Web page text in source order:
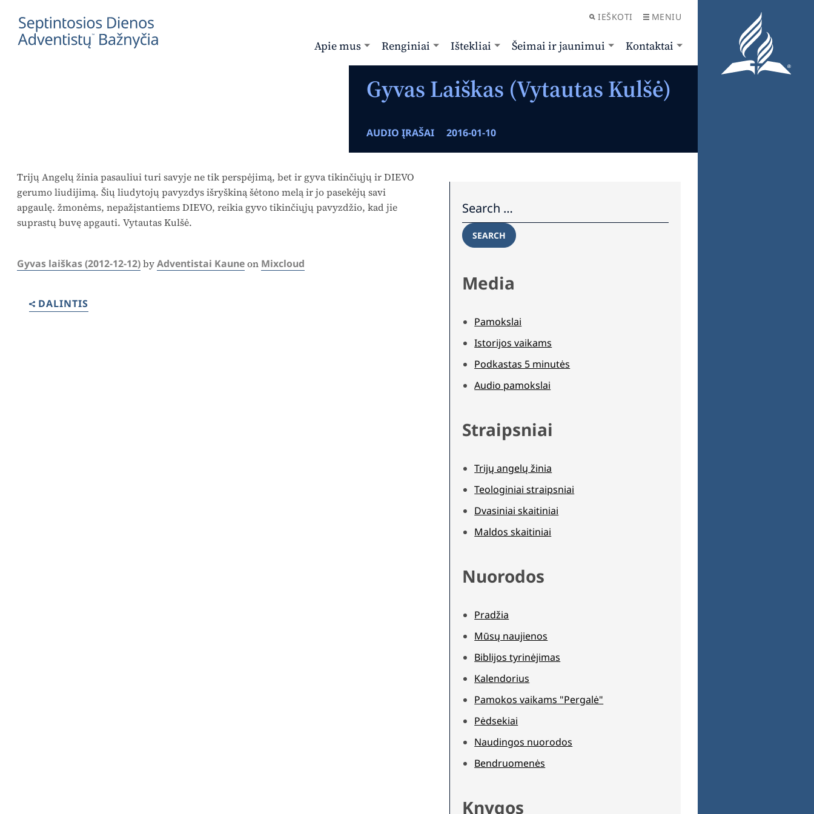
IEŠKOTI MENIU
Apie mus Renginiai Ištekliai Šeimai ir jaunimui Kontaktai
Gyvas Laiškas (Vytautas Kulšė)
AUDIO ĮRAŠAI 2016-01-10
Trijų Angelų žinia pasauliui turi savyje ne tik perspėjimą, bet ir gyva tikinčiųjų ir DIEVO
gerumo liudijimą. Šių liudytojų pavyzdys išryškiną šėtono melą ir jo pasekėjų savi
apgaulę. žmonėms, nepažįstantiems DIEVO, reikia gyvo tikinčiųjų pavyzdžio, kad jie
suprastų buvę apgauti. Vytautas Kulšė.
Gyvas laiškas (2012-12-12)byAdventistai Kauneon Mixcloud
DALINTIS
SEARCH
Media
Pamokslai
Istorijos vaikams
Podkastas 5 minutės
Audio pamokslai
Straipsniai
Trijų angelų žinia
Teologiniai straipsniai
Dvasiniai skaitiniai
Maldos skaitiniai
Nuorodos
Pradžia
Mūsų naujienos
Biblijos tyrinėjimas
Kalendorius
Pamokos vaikams "Pergalė"
Pėdsekiai
Naudingos nuorodos
Bendruomenės
Knygos